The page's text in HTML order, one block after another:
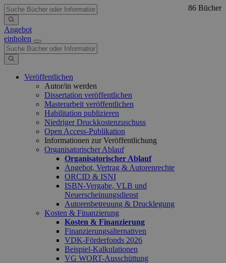
Angebot
einholen
Veröffentlichen
Autor/in werden
Dissertation veröffentlichen
Masterarbeit veröffentlichen
Habilitation publizieren
Niedriger Druckkostenzuschuss
Open Access-Publikation
Informationen zur Veröffentlichung
Organisatorischer Ablauf
Organisatorischer Ablauf
Angebot, Vertrag & Autorenrechte
ORCID & ISNI
ISBN-Vergabe, VLB und
Neuerscheinungsdienst
Autorenbetreuung & Drucklegung
Kosten & Finanzierung
Kosten & Finanzierung
Finanzierungsalternativen
VDK-Förderfonds 2026
Beispiel-Kalkulationen
VG WORT-Ausschüttung
86 Bücher